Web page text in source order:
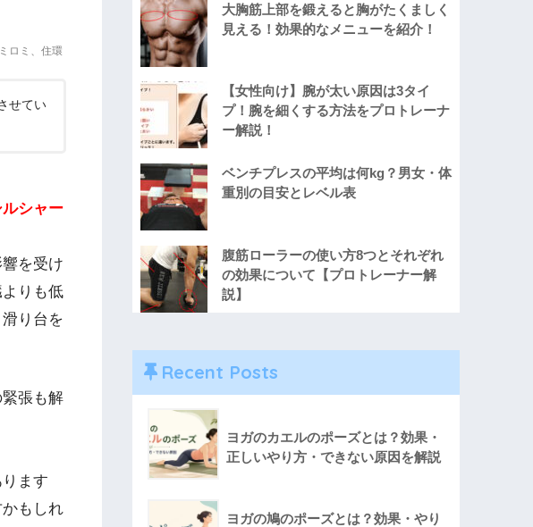
ロミ、住環
せてい
ルシャー
を受け
りも低
り台を
張も解
ます
もしれ
大胸筋上部を鍛えると胸がたくましく
見える！効果的なメニューを紹介！
【女性向け】腕が太い原因は3タイ
プ！腕を細くする方法をプロトレーナ
ー解説！
ベンチプレスの平均は何kg？男女・体
重別の目安とレベル表
腹筋ローラーの使い方8つとそれぞれ
の効果について【プロトレーナー解
説】
Recent Posts
ヨガのカエルのポーズとは？効果・
正しいやり方・できない原因を解説
ヨガの鳩のポーズとは？効果・やり